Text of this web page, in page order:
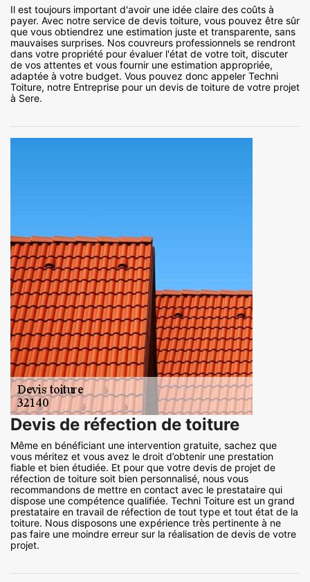
Il est toujours important d'avoir une idée claire des coûts à
payer. Avec notre service de devis toiture, vous pouvez être sûr
que vous obtiendrez une estimation juste et transparente, sans
mauvaises surprises. Nos couvreurs professionnels se rendront
dans votre propriété pour évaluer l'état de votre toit, discuter
de vos attentes et vous fournir une estimation appropriée,
adaptée à votre budget. Vous pouvez donc appeler Techni
Toiture, notre Entreprise pour un devis de toiture de votre projet
à Sere.
Devis de réfection de toiture
Même en bénéficiant une intervention gratuite, sachez que
vous méritez et vous avez le droit d’obtenir une prestation
fiable et bien étudiée. Et pour que votre devis de projet de
réfection de toiture soit bien personnalisé, nous vous
recommandons de mettre en contact avec le prestataire qui
dispose une compétence qualifiée. Techni Toiture est un grand
prestataire en travail de réfection de tout type et tout état de la
toiture. Nous disposons une expérience très pertinente à ne
pas faire une moindre erreur sur la réalisation de devis de votre
projet.